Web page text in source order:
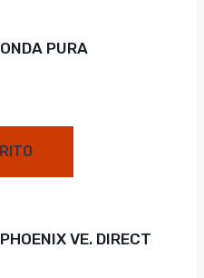
PURA
VE. DIRECT